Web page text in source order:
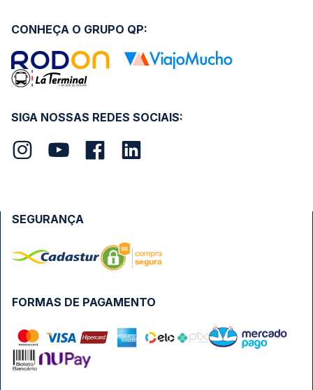
SIGA NOSSAS REDES SOCIAIS:
CONHEÇA O GRUPO QP:
FORMAS DE PAGAMENTO
SEGURANÇA